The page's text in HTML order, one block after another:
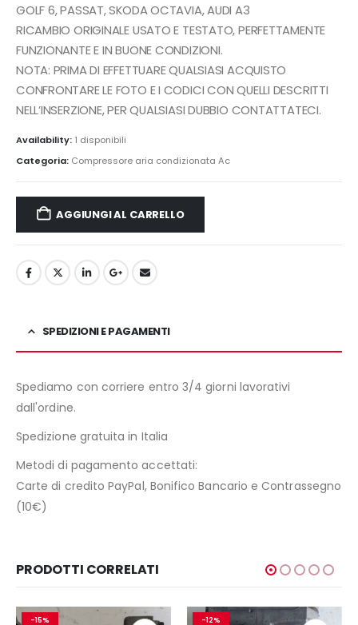
GOLF 6, PASSAT, SKODA OCTAVIA, AUDI A3
RICAMBIO ORIGINALE USATO E TESTATO, PERFETTAMENTE
FUNZIONANTE E IN BUONE CONDIZIONI.
NOTA: PRIMA DI EFFETTUARE QUALSIASI ACQUISTO
CONFRONTARE LE FOTO E I CODICI CON QUELLI DESCRITTI
NELL’INSERZIONE, PER QUALSIASI DUBBIO CONTATTATECI.
Availability: 1 disponibili
Categoria: Compressore aria condizionata Ac
AGGIUNGI AL CARRELLO
SPEDIZIONI E PAGAMENTI
Spediamo con corriere entro 3/4 giorni lavorativi
dall'ordine.
Spedizione gratuita in Italia
Metodi di pagamento accettati:
Carte di credito PayPal, Bonifico Bancario e Contrassegno
(10€)
PRODOTTI CORRELATI
-15% -12%